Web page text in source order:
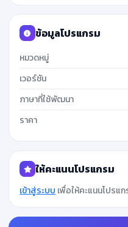
ข้อมูลโปรแกรม
หมวดหมู่
เวอร์ชัน
ภาษาที่ใช้พัฒนา
ราคา
ให้คะแนนโปรแกรม
เข้าสู่ระบบ เพื่อให้คะแนนโปรแ